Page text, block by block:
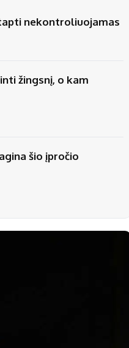
nekontroliuojamas
žingsnį, o kam
šio įpročio